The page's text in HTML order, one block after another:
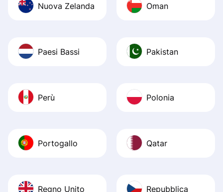
Nuova Zelanda Oman
Paesi Bassi Pakistan
Perù Polonia
Portogallo Qatar
Regno Unito Repubblica